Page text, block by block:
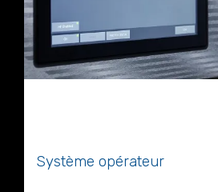
Système opérateur